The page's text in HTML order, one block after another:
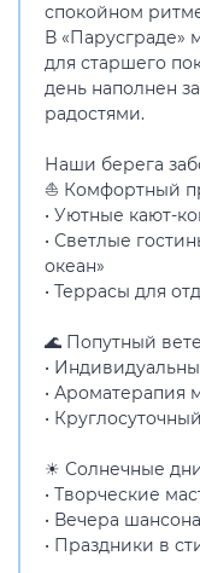
спокойном
В «Парусграде»
для старшего
день наполнен
радостями.
Наши берега
⛵ Комфортный
• Уютные кают-
• Светлые
океан»
• Террасы для
🌊 Попутный
•
• Ароматерапия
•
☀ Солнечные
• Творческие
• Вечера
• Праздники в